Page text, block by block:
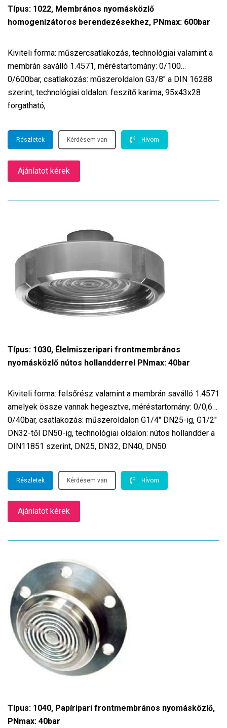
Típus: 1022, Membrános nyomásközlő
homogenizátoros berendezésekhez, PNmax: 600bar
Kiviteli forma: műszercsatlakozás, technológiai valamint a
membrán saválló 1.4571, méréstartomány: 0/100…
0/600bar, csatlakozás: műszeroldalon G3/8″ a DIN 16288
szerint, technológiai oldalon: feszítő karima, 95x43x28
forgatható,
Részletek Kérdésem van Hívom
Ajánlatot kérek
Típus: 1030, Élelmiszeripari frontmembrános
nyomásközlő nútos hollandderrel PNmax: 40bar
Kiviteli forma: felsőrész valamint a membrán saválló 1.4571
amelyek össze vannak hegesztve, méréstartomány: 0/0,6…
0/40bar, csatlakozás: műszeroldalon G1/4″ DN25-ig, G1/2″
DN32-től DN50-ig, technológiai oldalon: nútos hollandder a
DIN11851 szerint, DN25, DN32, DN40, DN50.
Részletek Kérdésem van Hívom
Ajánlatot kérek
Típus: 1040, Papíripari frontmembrános nyomásközlő,
PNmax: 40bar